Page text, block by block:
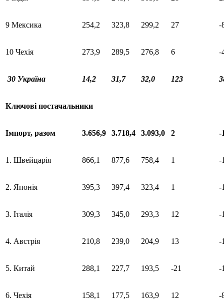
9 Мексика 254,2 323,8 299,2 27 -
10 Чехія 273,9 289,5 276,8 6 -
30 Україна 14,2 31,7 32,0 123
Ключові постачальники
Імпорт, разом 3.656,9 3.718,4 3.093,0 2 -
1. Швейцарія 866,1 877,6 758,4 1 -
2. Японія 395,3 397,4 323,4 1 -
3. Італія 309,3 345,0 293,3 12 -
4. Австрія 210,8 239,0 204,9 13 -
5. Китай 288,1 227,7 193,5 -21 -
6. Чехія 158,1 177,5 163,9 12 -